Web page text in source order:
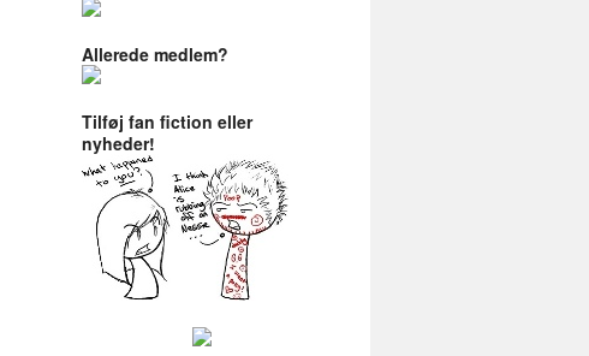
Allerede medlem?
Tilføj fan fiction eller
nyheder!